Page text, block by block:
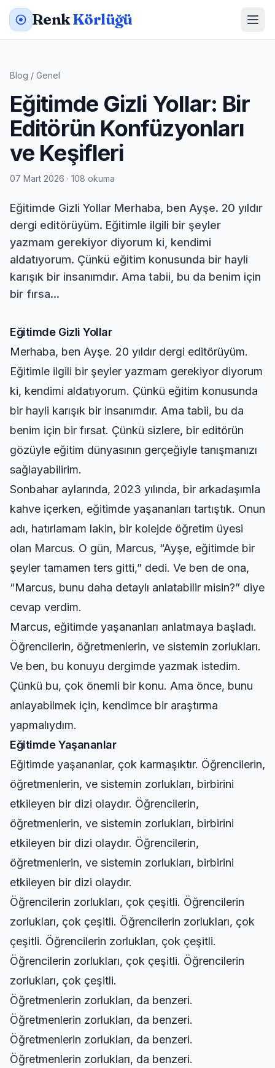
RenkKörlüğü
Blog / Genel
Eğitimde Gizli Yollar: Bir
Editörün Konfüzyonları
ve Keşifleri
07 Mart 2026 · 108 okuma
Eğitimde Gizli Yollar Merhaba, ben Ayşe. 20 yıldır
dergi editörüyüm. Eğitimle ilgili bir şeyler
yazmam gerekiyor diyorum ki, kendimi
aldatıyorum. Çünkü eğitim konusunda bir hayli
karışık bir insanımdır. Ama tabii, bu da benim için
bir fırsa...
Eğitimde Gizli Yollar
Merhaba, ben Ayşe. 20 yıldır dergi editörüyüm.
Eğitimle ilgili bir şeyler yazmam gerekiyor diyorum
ki, kendimi aldatıyorum. Çünkü eğitim konusunda
bir hayli karışık bir insanımdır. Ama tabii, bu da
benim için bir fırsat. Çünkü sizlere, bir editörün
gözüyle eğitim dünyasının gerçeğiyle tanışmanızı
sağlayabilirim.
Sonbahar aylarında, 2023 yılında, bir arkadaşımla
kahve içerken, eğitimde yaşananları tartıştık. Onun
adı, hatırlamam lakin, bir kolejde öğretim üyesi
olan Marcus. O gün, Marcus, “Ayşe, eğitimde bir
şeyler tamamen ters gitti,” dedi. Ve ben de ona,
“Marcus, bunu daha detaylı anlatabilir misin?” diye
cevap verdim.
Marcus, eğitimde yaşananları anlatmaya başladı.
Öğrencilerin, öğretmenlerin, ve sistemin zorlukları.
Ve ben, bu konuyu dergimde yazmak istedim.
Çünkü bu, çok önemli bir konu. Ama önce, bunu
anlayabilmek için, kendimce bir araştırma
yapmalıydım.
Eğitimde Yaşananlar
Eğitimde yaşananlar, çok karmaşıktır. Öğrencilerin,
öğretmenlerin, ve sistemin zorlukları, birbirini
etkileyen bir dizi olaydır. Öğrencilerin,
öğretmenlerin, ve sistemin zorlukları, birbirini
etkileyen bir dizi olaydır. Öğrencilerin,
öğretmenlerin, ve sistemin zorlukları, birbirini
etkileyen bir dizi olaydır.
Öğrencilerin zorlukları, çok çeşitli. Öğrencilerin
zorlukları, çok çeşitli. Öğrencilerin zorlukları, çok
çeşitli. Öğrencilerin zorlukları, çok çeşitli.
Öğrencilerin zorlukları, çok çeşitli. Öğrencilerin
zorlukları, çok çeşitli.
Öğretmenlerin zorlukları, da benzeri.
Öğretmenlerin zorlukları, da benzeri.
Öğretmenlerin zorlukları, da benzeri.
Öğretmenlerin zorlukları, da benzeri.